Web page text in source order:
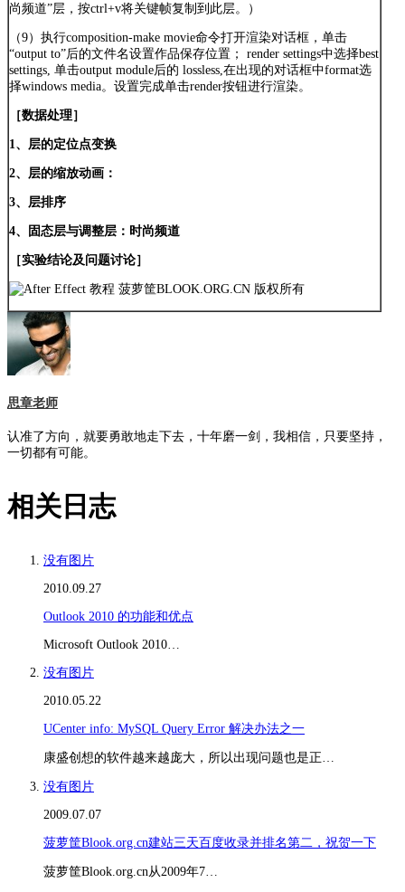
尚频道”层，按ctrl+v将关键帧复制到此层。）
（9）执行composition-make movie命令打开渲染对话框，单击
“output to”后的文件名设置作品保存位置； render settings中选择best
settings, 单击output module后的 lossless,在出现的对话框中format选
择windows media。设置完成单击render按钮进行渲染。
［数据处理］
1、层的定位点变换
2、层的缩放动画：
3、层排序
4、固态层与调整层：时尚频道
［实验结论及问题讨论］
思章老师
认准了方向，就要勇敢地走下去，十年磨一剑，我相信，只要坚持，
一切都有可能。
相关日志
没有图片
2010.09.27
Outlook 2010 的功能和优点
Microsoft Outlook 2010…
没有图片
2010.05.22
UCenter info: MySQL Query Error 解决办法之一
康盛创想的软件越来越庞大，所以出现问题也是正…
没有图片
2009.07.07
菠萝筐Blook.org.cn建站三天百度收录并排名第二，祝贺一下
菠萝筐Blook.org.cn从2009年7…